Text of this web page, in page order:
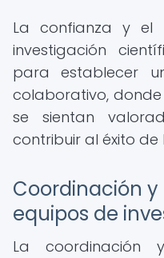
La confianza y el
investigación
para establecer
colaborativo,
se sientan
contribuir al éxito de
Coordinación
equipos de
La coordinación